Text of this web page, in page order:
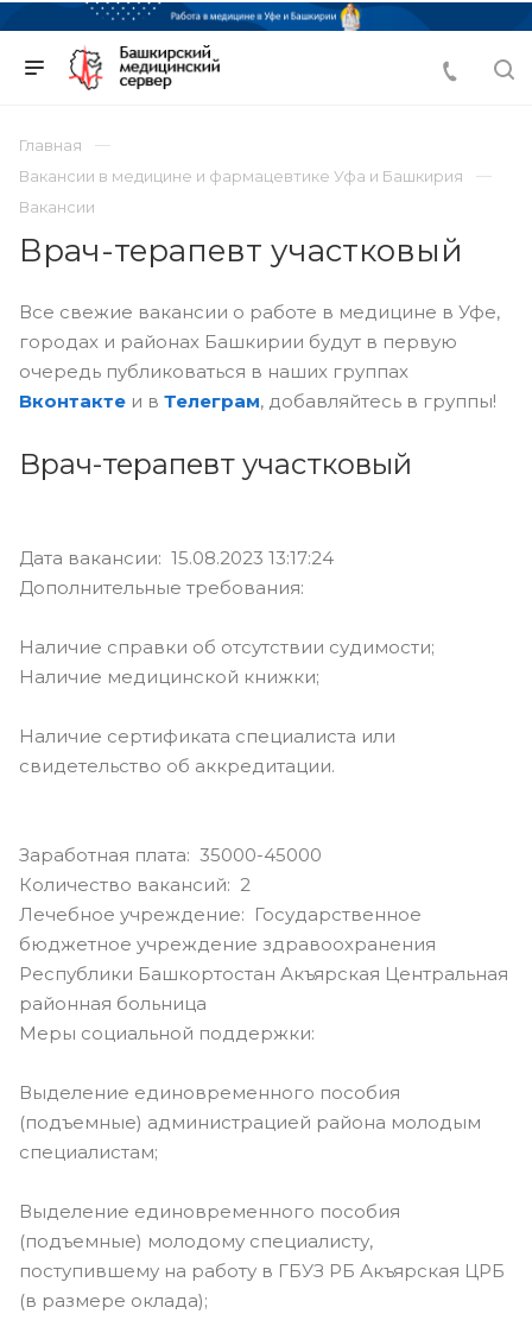
Главная
Вакансии в медицине и фармацевтике Уфа и Башкирия
Вакансии
Врач-терапевт участковый
Все свежие вакансии о работе в медицине в Уфе,
городах и районах Башкирии будут в первую
очередь публиковаться в наших группах
Вконтакте и в Телеграм, добавляйтесь в группы!
Врач-терапевт участковый
Дата вакансии: 15.08.2023 13:17:24
Дополнительные требования:
Наличие справки об отсутствии судимости;
Наличие медицинской книжки;
Наличие сертификата специалиста или
свидетельство об аккредитации.
Заработная плата: 35000-45000
Количество вакансий: 2
Лечебное учреждение: Государственное
бюджетное учреждение здравоохранения
Республики Башкортостан Акъярская Центральная
районная больница
Меры социальной поддержки:
Выделение единовременного пособия
(подъемные) администрацией района молодым
специалистам;
Выделение единовременного пособия
(подъемные) молодому специалисту,
поступившему на работу в ГБУЗ РБ Акъярская ЦРБ
(в размере оклада);